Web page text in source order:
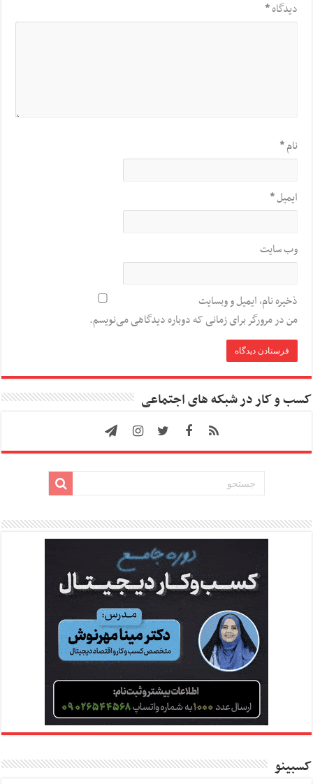
دیدگاه*
نام*
ایمیل*
وب‌ سایت
ذخیره نام، ایمیل و وبسایت
من در مرورگر برای زمانی که دوباره دیدگاهی می‌نویسم.
کسب و کار در شبکه های اجتماعی
کسبینو